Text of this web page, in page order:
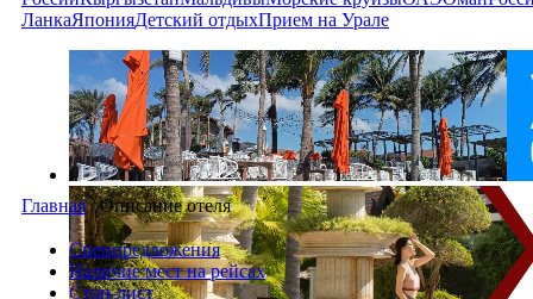
ЛанкаЯпонияДетский отдыхПрием на Урале
Главная /Описание отеля
Спецпредложения
Наличие мест на рейсах
Стоп-лист